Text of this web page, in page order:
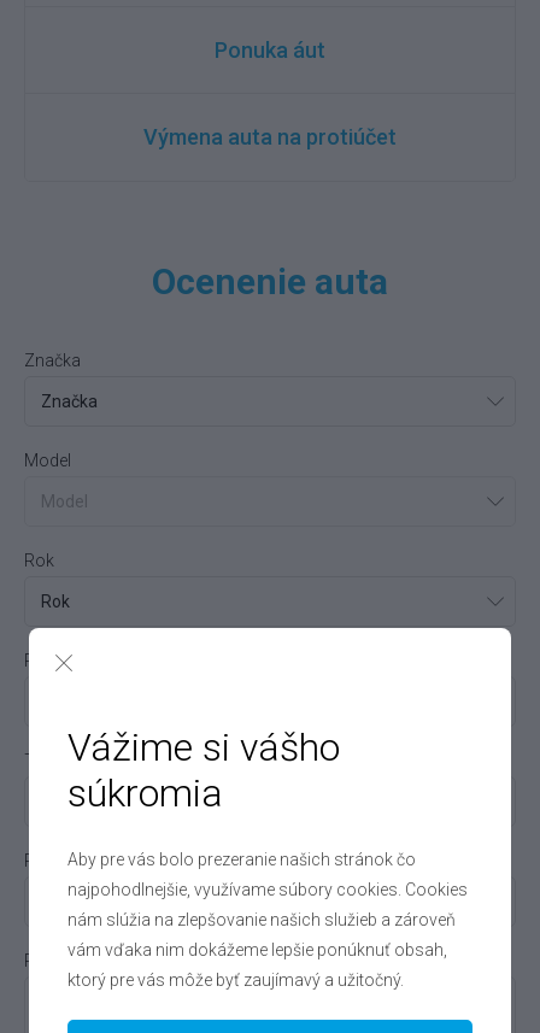
Ponuka áut
Výmena auta na protiúčet
Ocenenie auta
Značka
Model
Rok
Palivo
Tachometer
Požadovaná cena
Poznámka
Vážime si vášho
súkromia
Aby pre vás bolo prezeranie našich stránok čo
najpohodlnejšie, využívame súbory cookies. Cookies
nám slúžia na zlepšovanie našich služieb a zároveň
vám vďaka nim dokážeme lepšie ponúknuť obsah,
ktorý pre vás môže byť zaujímavý a užitočný.